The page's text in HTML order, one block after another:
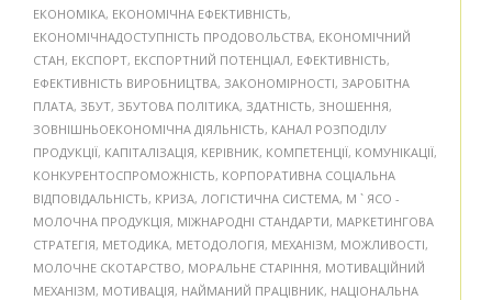
ЕКОНОМІКА, ЕКОНОМІЧНА ЕФЕКТИВНІСТЬ,
ЕКОНОМІЧНАДОСТУПНІСТЬ ПРОДОВОЛЬСТВА, ЕКОНОМІЧНИЙ
СТАН, ЕКСПОРТ, ЕКСПОРТНИЙ ПОТЕНЦІАЛ, ЕФЕКТИВНІСТЬ,
ЕФЕКТИВНІСТЬ ВИРОБНИЦТВА, ЗАКОНОМІРНОСТІ, ЗАРОБІТНА
ПЛАТА, ЗБУТ, ЗБУТОВА ПОЛІТИКА, ЗДАТНІСТЬ, ЗНОШЕННЯ,
ЗОВНІШНЬОЕКОНОМІЧНА ДІЯЛЬНІСТЬ, КАНАЛ РОЗПОДІЛУ
ПРОДУКЦІЇ, КАПІТАЛІЗАЦІЯ, КЕРІВНИК, КОМПЕТЕНЦІЇ, КОМУНІКАЦІЇ,
КОНКУРЕНТОСПРОМОЖНІСТЬ, КОРПОРАТИВНА СОЦІАЛЬНА
ВІДПОВІДАЛЬНІСТЬ, КРИЗА, ЛОГІСТИЧНА СИСТЕМА, М ` ЯСО -
МОЛОЧНА ПРОДУКЦІЯ, МІЖНАРОДНІ СТАНДАРТИ, МАРКЕТИНГОВА
СТРАТЕГІЯ, МЕТОДИКА, МЕТОДОЛОГІЯ, МЕХАНІЗМ, МОЖЛИВОСТІ,
МОЛОЧНЕ СКОТАРСТВО, МОРАЛЬНЕ СТАРІННЯ, МОТИВАЦІЙНИЙ
МЕХАНІЗМ, МОТИВАЦІЯ, НАЙМАНИЙ ПРАЦІВНИК, НАЦІОНАЛЬНА